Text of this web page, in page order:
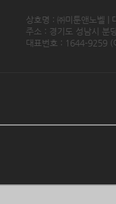
상호명 : ㈜미툰앤노벨 |
주소 : 경기도 성남시 분
대표번호 : 1644-9259